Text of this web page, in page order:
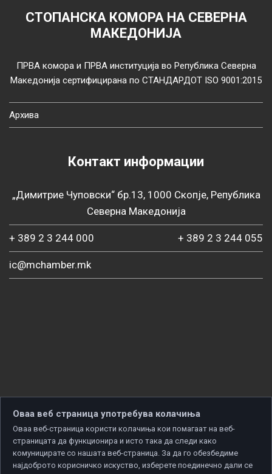
СТОПАНСКА КОМОРА НА СЕВЕРНА
МАКЕДОНИЈА
ПРВА комора и ПРВА институција во Република Северна
Македонија сертифицирана по СТАНДАРДОТ ISO 9001:2015
Архива
Контакт информации
„Димитрие Чуповски“ бр.13, 1000 Скопје, Република
Северна Македонија
+ 389 2 3 244 000 + 389 2 3 244 055
ic@mchamber.mk
Оваа веб страница употребува колачиња
Оваа веб-страница користи колачиња кои помагаат на веб-
страницата да функционира и исто така да следи како
комуницирате со нашата веб-страница. За да го обезбедиме
најдоброто корисничко искуство, изберете поединечно дали се